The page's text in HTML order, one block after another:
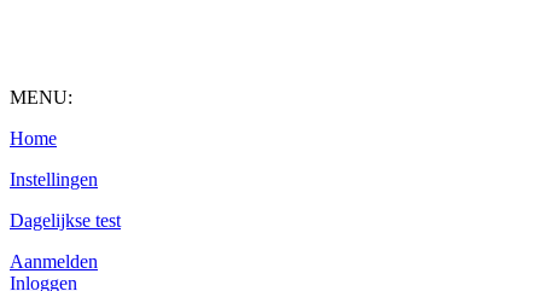
MENU:
Home
Instellingen
Dagelijkse test
Aanmelden
Inloggen